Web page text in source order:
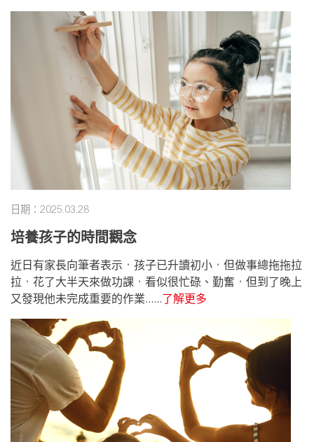
日期：2025.03.28
培養孩子的時間觀念
近日有家長向筆者表示，孩子已升讀初小，但做事總拖拖拉
拉，花了大半天來做功課，看似很忙碌、勤奮，但到了晚上
又發現他未完成重要的作業......了解更多